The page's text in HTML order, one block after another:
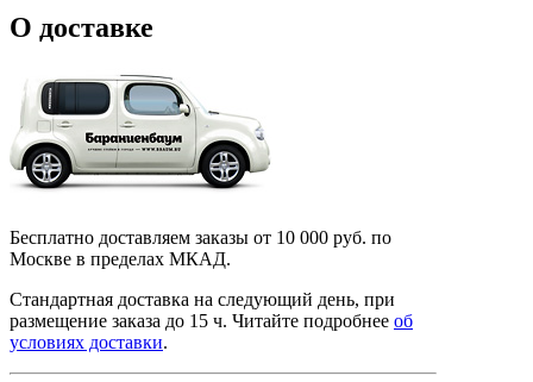
О доставке
Бесплатно доставляем заказы от 10 000 руб. по
Москве в пределах МКАД.
Стандартная доставка на следующий день, при
размещение заказа до 15 ч. Читайте подробнее об
условиях доставки.